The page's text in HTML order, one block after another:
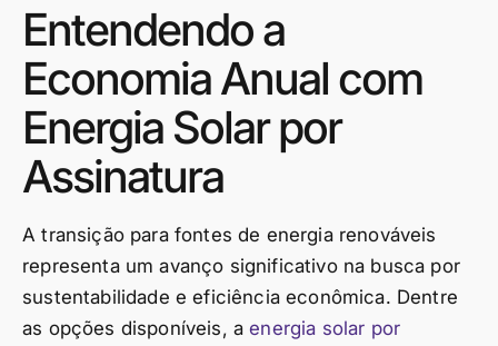
Entendendo a
Economia Anual com
Energia Solar por
Assinatura
A transição para fontes de energia renováveis
representa um avanço significativo na busca por
sustentabilidade e eficiência econômica. Dentre
as opções disponíveis, aenergia solar por